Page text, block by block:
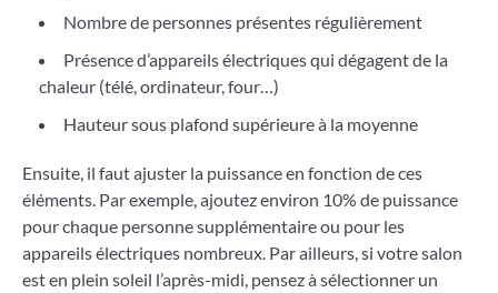
Nombre de personnes présentes régulièrement
Présence d’appareils électriques qui dégagent de la
chaleur (télé, ordinateur, four…)
Hauteur sous plafond supérieure à la moyenne
Ensuite, il faut ajuster la puissance en fonction de ces
éléments. Par exemple, ajoutez environ 10% de puissance
pour chaque personne supplémentaire ou pour les
appareils électriques nombreux. Par ailleurs, si votre salon
est en plein soleil l’après-midi, pensez à sélectionner un